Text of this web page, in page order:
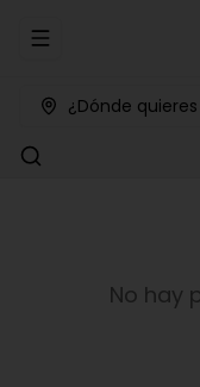
Abrir menu de
¿Dónde
No hay